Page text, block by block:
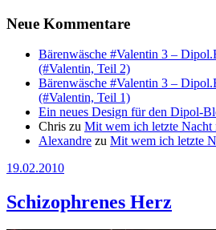
Neue Kommentare
Bärenwäsche #Valentin 3 –
(#Valentin, Teil 2)
Bärenwäsche #Valentin 3 –
(#Valentin, Teil 1)
Ein neues Design für den Dipol-
Chris zu Mit wem ich letzte Nacht
Alexandre zu Mit wem ich letzte
19.02.2010
Schizophrenes Herz